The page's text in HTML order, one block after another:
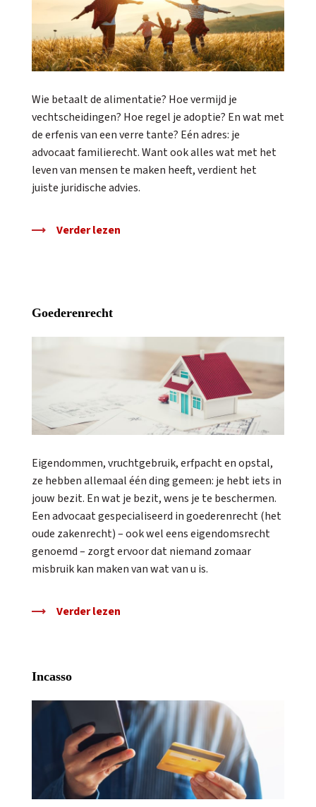
Wie betaalt de alimentatie? Hoe vermijd je
vechtscheidingen? Hoe regel je adoptie? En wat met
de erfenis van een verre tante? Eén adres: je
advocaat familierecht. Want ook alles wat met het
leven van mensen te maken heeft, verdient het
juiste juridische advies.
Verder lezen
Goederenrecht
Eigendommen, vruchtgebruik, erfpacht en opstal,
ze hebben allemaal één ding gemeen: je hebt iets in
jouw bezit. En wat je bezit, wens je te beschermen.
Een advocaat gespecialiseerd in goederenrecht (het
oude zakenrecht) – ook wel eens eigendomsrecht
genoemd – zorgt ervoor dat niemand zomaar
misbruik kan maken van wat van u is.
Verder lezen
Incasso